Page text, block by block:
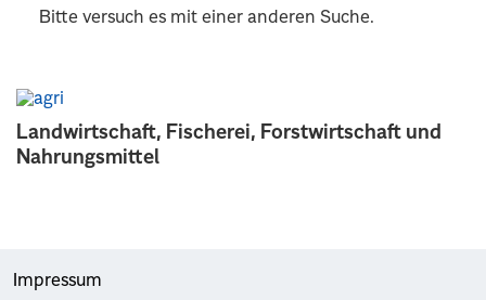
Landwirtschaft, Fischerei, Forstwirtschaft und
Nahrungsmittel
Bitte versuch es mit einer anderen Suche.
Impressum